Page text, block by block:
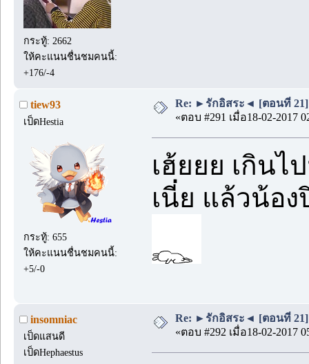
กระทู้: 2662
ให้คะแนนชื่นชมคนนี้:
+176/-4
tiew93
เป็ดHestia
กระทู้: 655
ให้คะแนนชื่นชมคนนี้:
+5/-0
Re: ►รักอิสระ◄ [ตอนที่ 21]
«ตอบ #291 เมื่อ18-02-2017
เฮ้ยยย เกิน
เนี่ย แล้วน้อ
insomniac
เป็ดแสนดี
เป็ดHephaestus
Re: ►รักอิสระ◄ [ตอนที่ 21]
«ตอบ #292 เมื่อ18-02-2017